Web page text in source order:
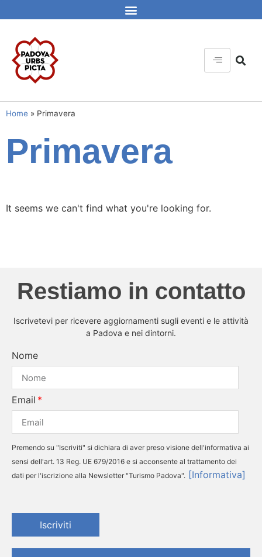
Home » Primavera
Primavera
It seems we can't find what you're looking for.
Restiamo in contatto
Iscrivetevi per ricevere aggiornamenti sugli eventi e le attività
a Padova e nei dintorni.
Nome
Email
Premendo su "Iscriviti" si dichiara di aver preso visione dell'informativa ai
sensi dell'art. 13 Reg. UE 679/2016 e si acconsente al trattamento dei
dati per l'iscrizione alla Newsletter "Turismo Padova". [Informativa]
Iscriviti